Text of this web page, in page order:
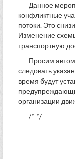
Данное
конфликтные
потоки. Это
Изменение
транспортную
Просим
следовать
время будут
организации
/* */